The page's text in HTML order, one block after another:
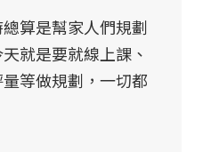
算是幫家人們規劃
就是要就線上課、
等做規劃，一切都